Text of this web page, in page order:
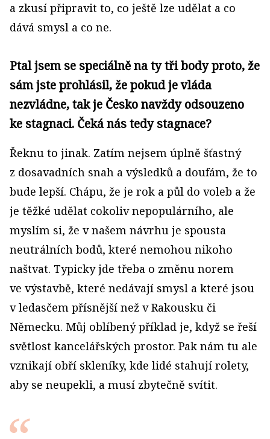
a zkusí připravit to, co ještě lze udělat a co
dává smysl a co ne.
Ptal jsem se speciálně na ty tři body proto, že
sám jste prohlásil, že pokud je vláda
nezvládne, tak je Česko navždy odsouzeno
ke stagnaci. Čeká nás tedy stagnace?
Řeknu to jinak. Zatím nejsem úplně šťastný
z dosavadních snah a výsledků a doufám, že to
bude lepší. Chápu, že je rok a půl do voleb a že
je těžké udělat cokoliv nepopulárního, ale
myslím si, že v našem návrhu je spousta
neutrálních bodů, které nemohou nikoho
naštvat. Typicky jde třeba o změnu norem
ve výstavbě, které nedávají smysl a které jsou
v ledasčem přísnější než v Rakousku či
Německu. Můj oblíbený příklad je, když se řeší
světlost kancelářských prostor. Pak nám tu ale
vznikají obří skleníky, kde lidé stahují rolety,
aby se neupekli, a musí zbytečně svítit.